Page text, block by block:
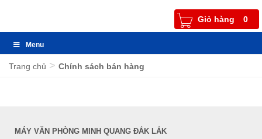
Giỏ hàng 0
Menu
Trang chủ > Chính sách bán hàng
MÁY VĂN PHÒNG MINH QUANG ĐẮK LẮK